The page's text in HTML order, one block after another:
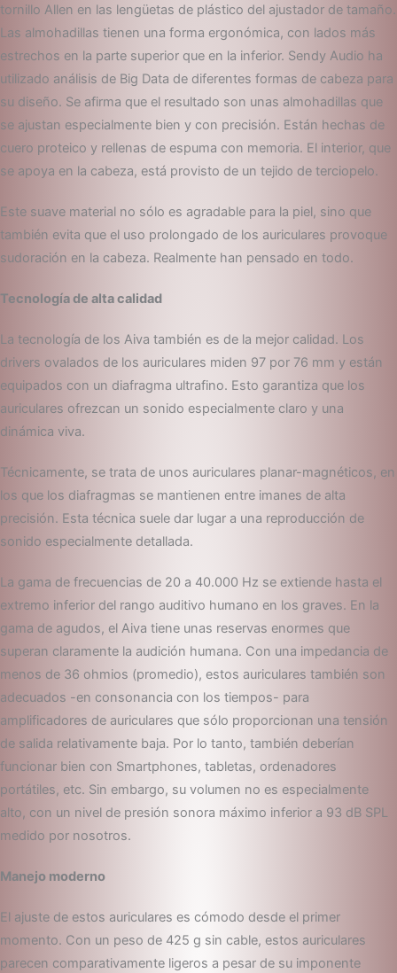
tornillo Allen en las lengüetas de plástico del ajustador de tamaño.
Las almohadillas tienen una forma ergonómica, con lados más
estrechos en la parte superior que en la inferior. Sendy Audio ha
utilizado análisis de Big Data de diferentes formas de cabeza para
su diseño. Se afirma que el resultado son unas almohadillas que
se ajustan especialmente bien y con precisión. Están hechas de
cuero proteico y rellenas de espuma con memoria. El interior, que
se apoya en la cabeza, está provisto de un tejido de terciopelo.
Este suave material no sólo es agradable para la piel, sino que
también evita que el uso prolongado de los auriculares provoque
sudoración en la cabeza. Realmente han pensado en todo.
Tecnología de alta calidad
La tecnología de los Aiva también es de la mejor calidad. Los
drivers ovalados de los auriculares miden 97 por 76 mm y están
equipados con un diafragma ultrafino. Esto garantiza que los
auriculares ofrezcan un sonido especialmente claro y una
dinámica viva.
Técnicamente, se trata de unos auriculares planar-magnéticos, en
los que los diafragmas se mantienen entre imanes de alta
precisión. Esta técnica suele dar lugar a una reproducción de
sonido especialmente detallada.
La gama de frecuencias de 20 a 40.000 Hz se extiende hasta el
extremo inferior del rango auditivo humano en los graves. En la
gama de agudos, el Aiva tiene unas reservas enormes que
superan claramente la audición humana. Con una impedancia de
menos de 36 ohmios (promedio), estos auriculares también son
adecuados -en consonancia con los tiempos- para
amplificadores de auriculares que sólo proporcionan una tensión
de salida relativamente baja. Por lo tanto, también deberían
funcionar bien con Smartphones, tabletas, ordenadores
portátiles, etc. Sin embargo, su volumen no es especialmente
alto, con un nivel de presión sonora máximo inferior a 93 dB SPL
medido por nosotros.
Manejo moderno
El ajuste de estos auriculares es cómodo desde el primer
momento. Con un peso de 425 g sin cable, estos auriculares
parecen comparativamente ligeros a pesar de su imponente